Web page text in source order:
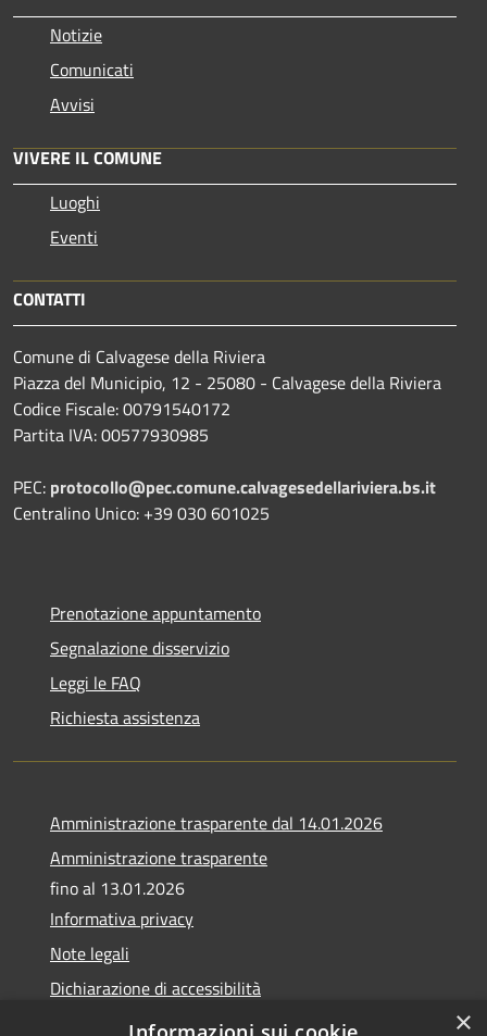
Notizie
Comunicati
Avvisi
VIVERE IL COMUNE
Luoghi
Eventi
CONTATTI
Comune di Calvagese della Riviera
Piazza del Municipio, 12 - 25080 - Calvagese della Riviera
Codice Fiscale: 00791540172
Partita IVA: 00577930985
PEC: protocollo@pec.comune.calvagesedellariviera.bs.it
Centralino Unico: +39 030 601025
Prenotazione appuntamento
Segnalazione disservizio
Leggi le FAQ
Richiesta assistenza
Amministrazione trasparente dal 14.01.2026
Amministrazione trasparente
fino al 13.01.2026
Informativa privacy
Note legali
Dichiarazione di accessibilità
Obiettivi di accessibilità
×